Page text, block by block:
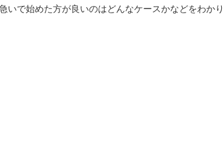
いで始めた方が良いのはどんなケースかなどをわかり